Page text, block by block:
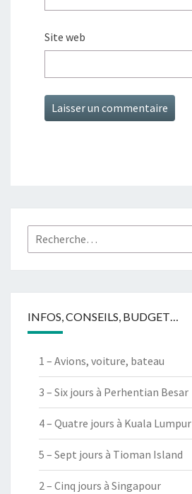
Site web
Rechercher :
INFOS, CONSEILS, BUDGET…
1 – Avions, voiture, bateau
3 – Six jours à Perhentian Besar
4 – Quatre jours à Kuala Lumpur
5 – Sept jours à Tioman Island
2 – Cinq jours à Singapour